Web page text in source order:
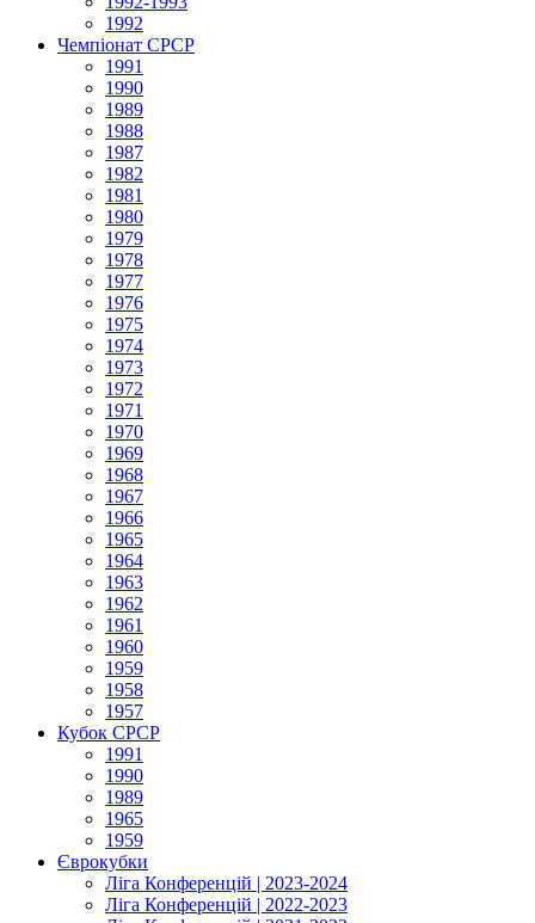
1992
Чемпіонат СРСР
1991
1990
1989
1988
1987
1982
1981
1980
1979
1978
1977
1976
1975
1974
1973
1972
1971
1970
1969
1968
1967
1966
1965
1964
1963
1962
1961
1960
1959
1958
1957
Кубок СРСР
1991
1990
1989
1965
1959
Єврокубки
Ліга Конференцій | 2023-2024
Ліга Конференцій | 2022-2023